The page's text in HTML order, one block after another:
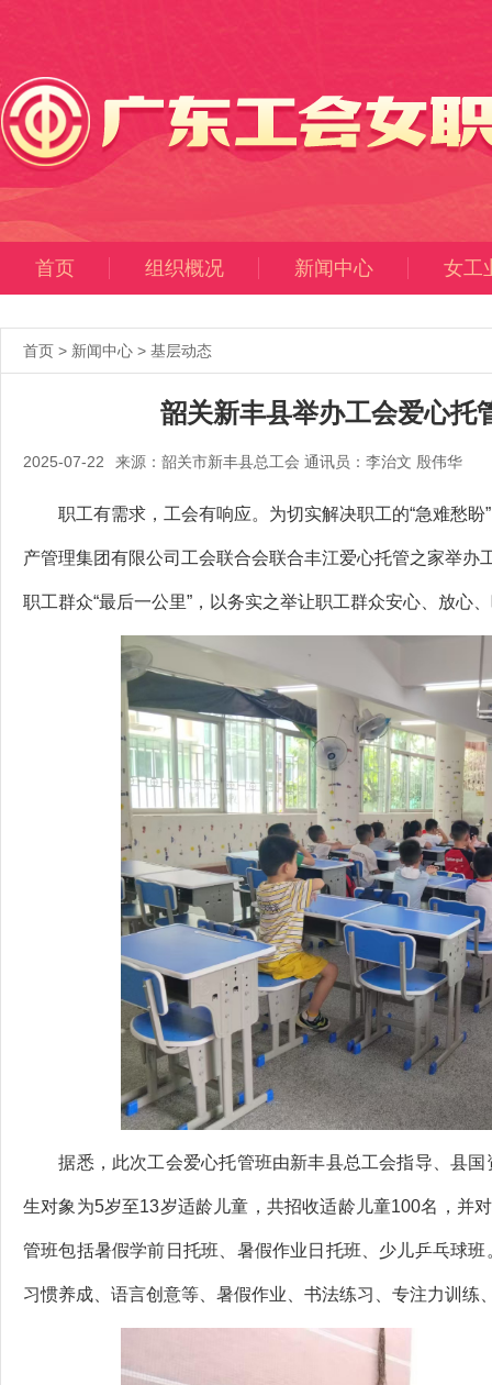
首页 组织概况 新闻中心 女工
首页 > 新闻中心 > 基层动态
韶关新丰县举办工会爱心托
2025-07-22 来源：韶关市新丰县总工会 通讯员：李治文 殷伟华
职工有需求，工会有响应。为切实解决职工的“急难愁盼
产管理集团有限公司工会联合会联合丰江爱心托管之家举办
职工群众“最后一公里”，以务实之举让职工群众安心、放心
据悉，此次工会爱心托管班由新丰县总工会指导、县国
生对象为5岁至13岁适龄儿童 ，共招收适龄儿童100名，并
管班包括暑假学前日托班、暑假作业日托班、少儿乒乓球
习惯养成、语言创意等、暑假作业、书法练习、专注力训练